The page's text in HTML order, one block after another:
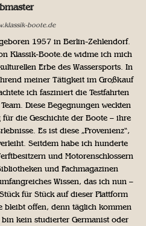
boote.de
1957 in Berlin-Zehlendorf.
Klassik-Boote.de widme ich mich
Erbe des Wassersports. In
meiner Tätigkeit im Großkauf
ich fasziniert die Testfahrten
Diese Begegnungen weckten
die Geschichte der Boote – ihre
Es ist diese „Provenienz“,
Seitdem habe ich hunderte
und Motorenschlossern
und Fachmagazinen
Wissen, das ich nun –
für Stück auf dieser Plattform
bleibt offen, denn täglich kommen
kein studierter Germanist oder